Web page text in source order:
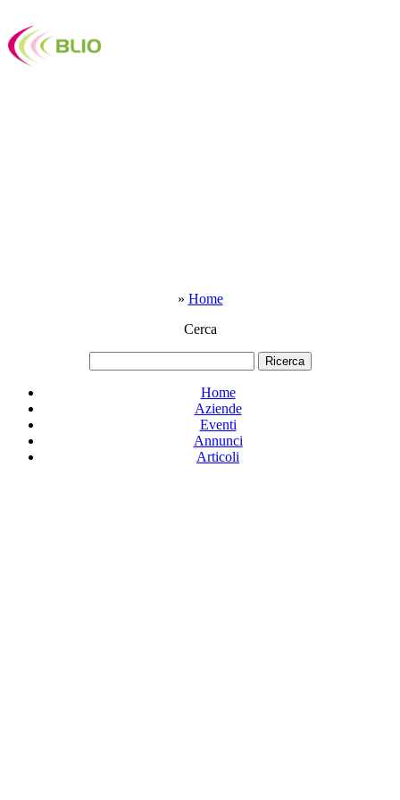
» Home
Cerca
Home
Aziende
Eventi
Annunci
Articoli